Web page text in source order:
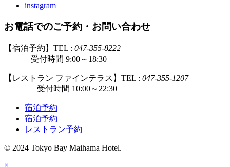
instagram
お電話でのご予約・お問い合わせ
【宿泊予約】TEL : 047-355-8222
受付時間 9:00～18:30
【レストラン ファインテラス】TEL : 047-355-1207
受付時間 10:00～22:30
宿泊予約
宿泊予約
レストラン予約
© 2024 Tokyo Bay Maihama Hotel.
×